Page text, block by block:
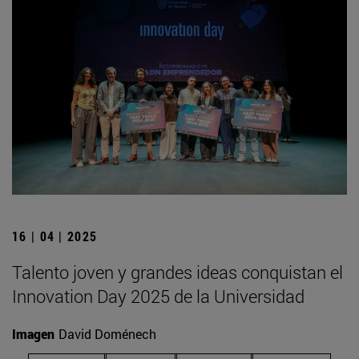
16 | 04 | 2025
Talento joven y grandes ideas conquistan el
Innovation Day 2025 de la Universidad
Imagen David Doménech